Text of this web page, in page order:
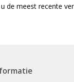
de meest recente